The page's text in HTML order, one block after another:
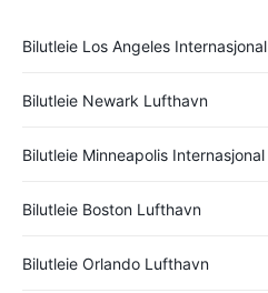
Bilutleie Newark Lufthavn
Bilutleie Minneapolis
Bilutleie Boston Lufthavn
Bilutleie Orlando Lufthavn